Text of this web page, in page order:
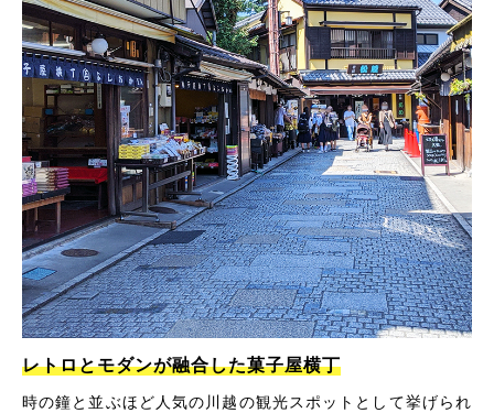
レトロとモダンが融合した菓子屋横丁
時の鐘と並ぶほど人気の川越の観光スポットとして挙げられ